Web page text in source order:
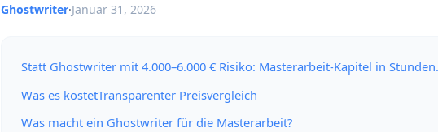
Ghostwriter·Januar 31, 2026
Statt Ghostwriter mit 4.000–6.000 € Risiko: Masterarbeit-Kapitel in Stunden.
Was es kostetTransparenter Preisvergleich
Was macht ein Ghostwriter für die Masterarbeit?